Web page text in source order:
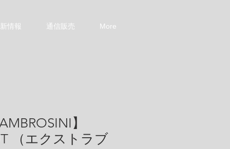
新情報 通信販売 More
】
（エクストラブ